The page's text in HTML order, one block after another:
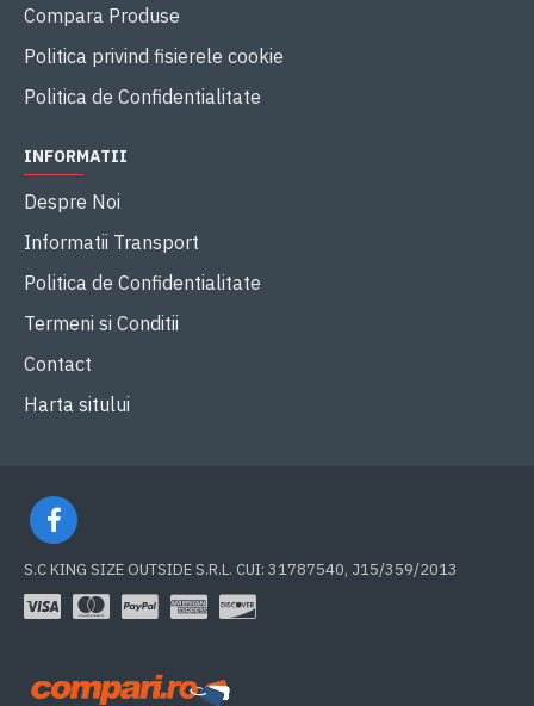
Compara Produse
Politica privind fisierele cookie
Politica de Confidentialitate
INFORMATII
Despre Noi
Informatii Transport
Politica de Confidentialitate
Termeni si Conditii
Contact
Harta sitului
S.C KING SIZE OUTSIDE S.R.L. CUI: 31787540, J15/359/2013